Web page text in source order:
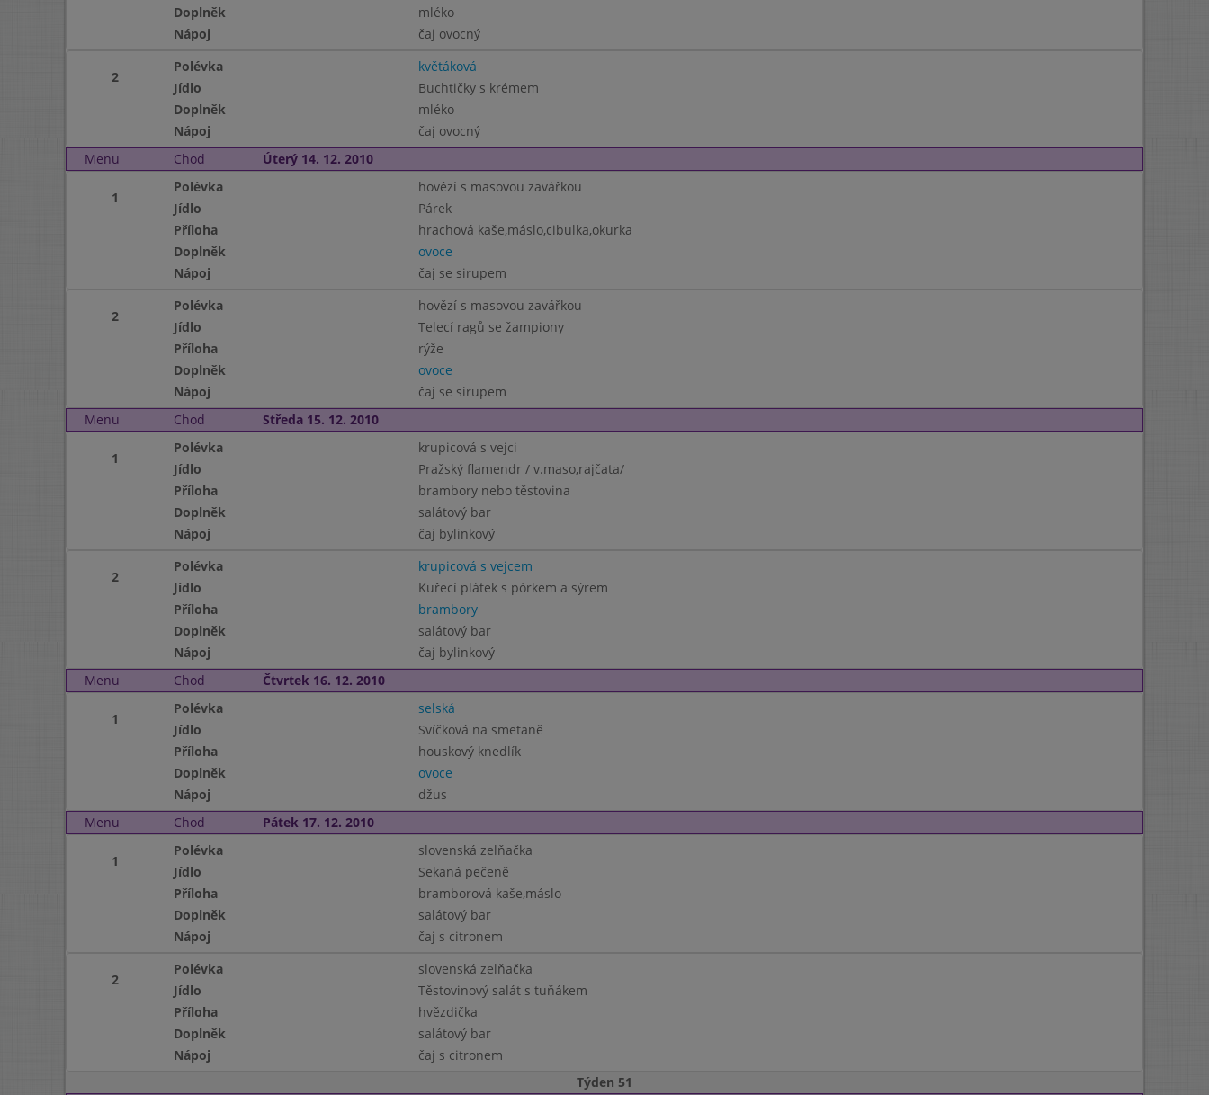
Doplněk
mléko
Nápoj
čaj ovocný
2
Polévka
květáková
Jídlo
Buchtičky s krémem
Doplněk
mléko
Nápoj
čaj ovocný
Menu
Chod Úterý 14. 12. 2010
1
Polévka
hovězí s masovou zavářkou
Jídlo
Párek
Příloha
hrachová kaše,máslo,cibulka,okurka
Doplněk
ovoce
Nápoj
čaj se sirupem
2
Polévka
hovězí s masovou zavářkou
Jídlo
Telecí ragů se žampiony
Příloha
rýže
Doplněk
ovoce
Nápoj
čaj se sirupem
Menu
Chod Středa 15. 12. 2010
1
Polévka
krupicová s vejci
Jídlo
Pražský flamendr / v.maso,rajčata/
Příloha
brambory nebo těstovina
Doplněk
salátový bar
Nápoj
čaj bylinkový
2
Polévka
krupicová s vejcem
Jídlo
Kuřecí plátek s pórkem a sýrem
Příloha
brambory
Doplněk
salátový bar
Nápoj
čaj bylinkový
Menu
Chod Čtvrtek 16. 12. 2010
1
Polévka
selská
Jídlo
Svíčková na smetaně
Příloha
houskový knedlík
Doplněk
ovoce
Nápoj
džus
Menu
Chod Pátek 17. 12. 2010
1
Polévka
slovenská zelňačka
Jídlo
Sekaná pečeně
Příloha
bramborová kaše,máslo
Doplněk
salátový bar
Nápoj
čaj s citronem
2
Polévka
slovenská zelňačka
Jídlo
Těstovinový salát s tuňákem
Příloha
hvězdička
Doplněk
salátový bar
Nápoj
čaj s citronem
Týden 51